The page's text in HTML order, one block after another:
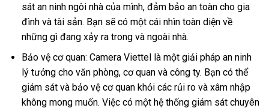
sát an ninh ngôi nhà của mình, đảm bảo an toàn cho gia
đình và tài sản. Bạn sẽ có một cái nhìn toàn diện về
những gì đang xảy ra trong và ngoài nhà.
Bảo vệ cơ quan: Camera Viettel là một giải pháp an ninh
lý tưởng cho văn phòng, cơ quan và công ty. Bạn có thể
giám sát và bảo vệ cơ quan khỏi các rủi ro và xâm nhập
không mong muốn. Việc có một hệ thống giám sát chuyên